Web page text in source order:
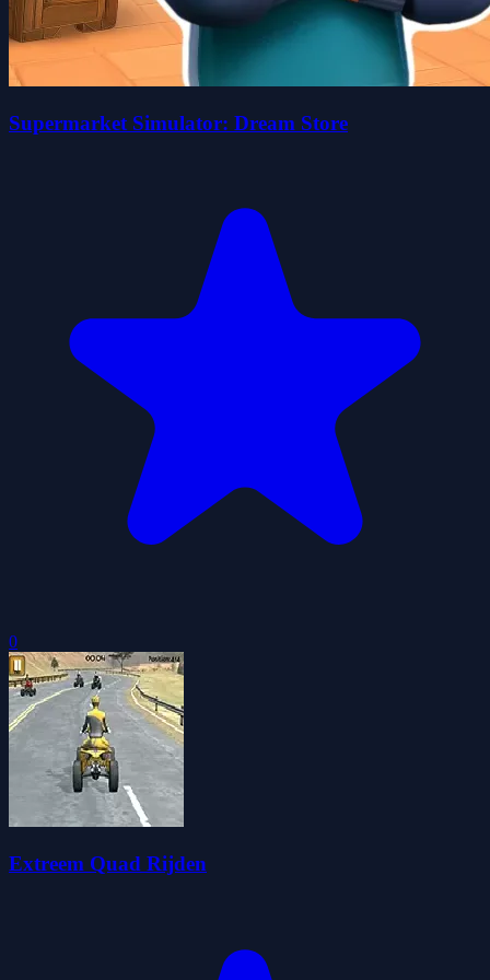
Supermarket Simulator: Dream Store
0
Extreem Quad Rijden